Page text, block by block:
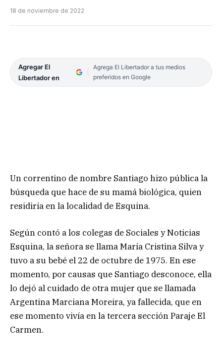
18 de noviembre de 2022
Agregar El
Libertador en
Agrega El Libertador a tus medios
preferidos en Google
Un correntino de nombre Santiago hizo pública la
búsqueda que hace de su mamá biológica, quien
residiría en la localidad de Esquina.
Según contó a los colegas de Sociales y Noticias
Esquina, la señora se llama María Cristina Silva y
tuvo a su bebé el 22 de octubre de 1975. En ese
momento, por causas que Santiago desconoce, ella
lo dejó al cuidado de otra mujer que se llamada
Argentina Marciana Moreira, ya fallecida, que en
ese momento vivía en la tercera sección Paraje El
Carmen.